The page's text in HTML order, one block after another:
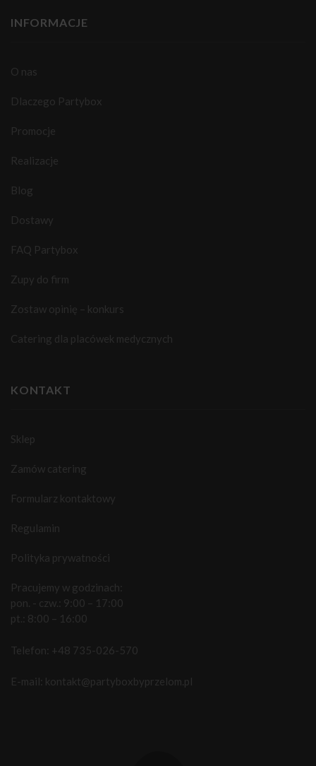
INFORMACJE
O nas
Dlaczego Partybox
Promocje
Realizacje
Blog
Dostawy
FAQ Partybox
Zupy do firm
Zostaw opinię – konkurs
Catering dla placówek medycznych
KONTAKT
Sklep
Zamów catering
Formularz kontaktowy
Regulamin
Polityka prywatności
Pracujemy w godzinach:
pon. - czw.: 9:00 – 17:00
pt.: 8:00 – 16:00
Telefon: +48 735-026-570
E-mail: kontakt@partyboxbyprzelom.pl